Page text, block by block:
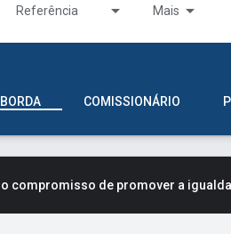
Referência Mais
COMISSIONÁRIO
o compromisso de promover a